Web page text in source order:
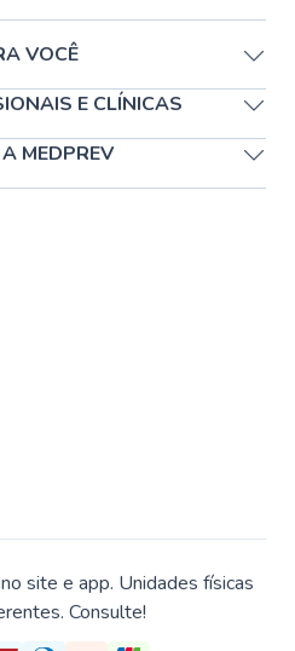
VOCÊ
E CLÍNICAS
MEDPREV
site e app. Unidades físicas
Consulte!